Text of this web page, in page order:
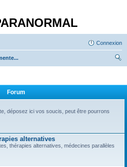
Connexion
Forum
déposez ici vos soucis, peut être pourrons
alternatives
thérapies alternatives, médecines parallèles